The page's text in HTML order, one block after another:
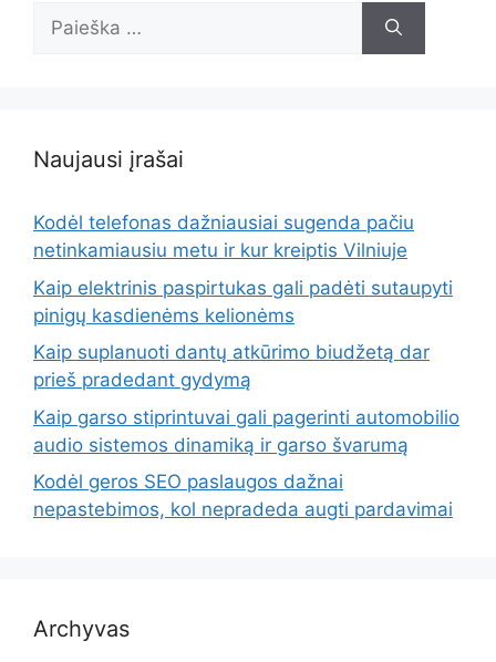
Ieškoti:
Naujausi įrašai
Kodėl telefonas dažniausiai sugenda pačiu
netinkamiausiu metu ir kur kreiptis Vilniuje
Kaip elektrinis paspirtukas gali padėti sutaupyti
pinigų kasdienėms kelionėms
Kaip suplanuoti dantų atkūrimo biudžetą dar
prieš pradedant gydymą
Kaip garso stiprintuvai gali pagerinti automobilio
audio sistemos dinamiką ir garso švarumą
Kodėl geros SEO paslaugos dažnai
nepastebimos, kol nepradeda augti pardavimai
Archyvas